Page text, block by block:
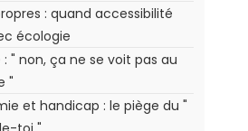
: quand accessibilité
écologie
" non, ça ne se voit pas au
"
et handicap : le piège du "